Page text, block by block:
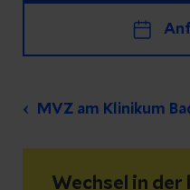
MVZ am Klinikum
Wechsel in